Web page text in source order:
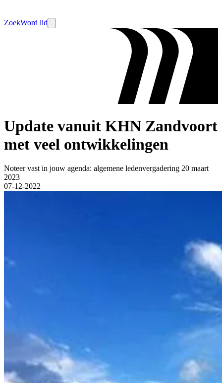
ZoekWord lid
Update vanuit KHN Zandvoort
met veel ontwikkelingen
Noteer vast in jouw agenda: algemene ledenvergadering 20 maart
2023
07-12-2022